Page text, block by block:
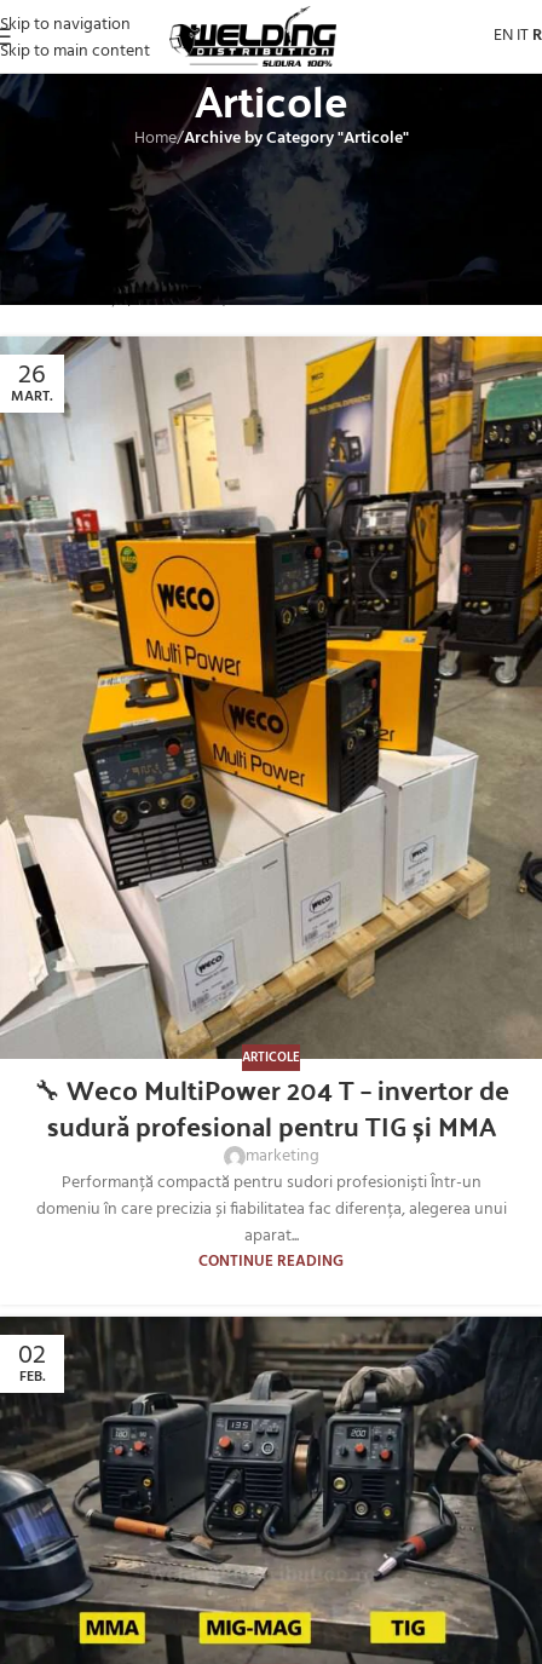
Skip to navigation
Skip to main content
ENIT
Articole
Home/Archive by Category "Articole"
Această secțiune reunește toate articolele despre sudură
Welding Distribution. Aici găsiți informații utile pentru profesioniști, noutăți
din industrie, recomandări tehnice, prezentări ale echipamentelor și ghiduri
practice dedicate proceselor de sudare MIG/MAG, TIG și MMA. Conținutul
este actualizat periodic pentru a oferi suport companiilor și specialiștilor
care caută soluții profesionale și resurse de încredere din domeniul sudurii.
26
MART.
ARTICOLE
🔧 Weco MultiPower 204 T – invertor de
sudură profesional pentru TIG și MMA
marketing
Performanță compactă pentru sudori profesioniști Într-un
domeniu în care precizia și fiabilitatea fac diferența, alegerea unui
aparat...
CONTINUE READING
02
FEB.